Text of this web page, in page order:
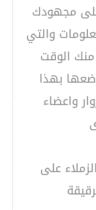
مجهودك
والتي
الوقت
بهذا
واعضاء
على